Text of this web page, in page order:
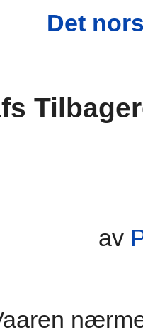
Det
av